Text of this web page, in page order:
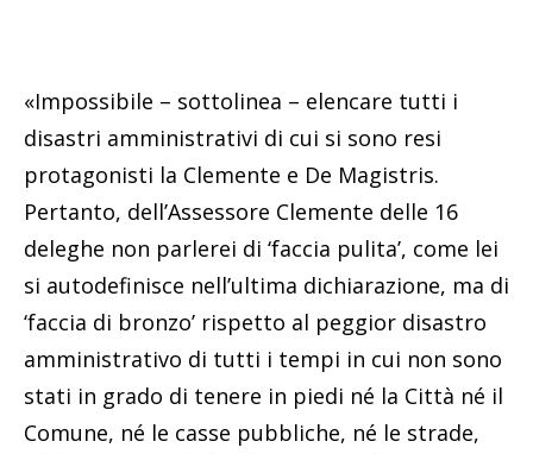
«Impossibile – sottolinea – elencare tutti i
disastri amministrativi di cui si sono resi
protagonisti la Clemente e De Magistris.
Pertanto, dell’Assessore Clemente delle 16
deleghe non parlerei di ‘faccia pulita’, come lei
si autodefinisce nell’ultima dichiarazione, ma di
‘faccia di bronzo’ rispetto al peggior disastro
amministrativo di tutti i tempi in cui non sono
stati in grado di tenere in piedi né la Città né il
Comune, né le casse pubbliche, né le strade,